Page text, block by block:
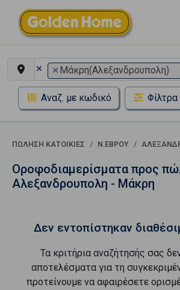
× × Μάκρη(Αλεξανδρουπολη)
Αναζ. με κωδικό Φίλτρα
ΠΏΛΗΣΗ ΚΑΤΟΙΚΊΕΣ Ν.ΕΒΡΟΥ
Οροφοδιαμερίσματα προς
Αλεξανδρουπολη - Μάκρη
Δεν εντοπίστηκαν
Τα κριτήρια αναζήτησής σας
αποτελέσματα για τη
προτείνουμε να αφαιρέσετε